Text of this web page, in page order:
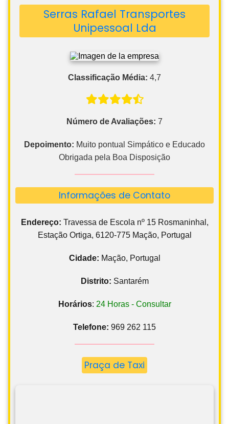
Serras Rafael Transportes
Unipessoal Lda
Classificação Média: 4,7
Número de Avaliações: 7
Depoimento: Muito pontual Simpático e Educado
Obrigada pela Boa Disposição
Informações de Contato
Endereço: Travessa de Escola nº 15 Rosmaninhal,
Estação Ortiga, 6120-775 Mação, Portugal
Cidade: Mação, Portugal
Distrito: Santarém
Horários: 24 Horas - Consultar
Telefone: 969 262 115
Praça de Taxi